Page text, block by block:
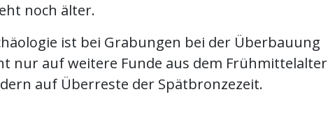
noch älter.
ist bei Grabungen bei der Überbauung
nur auf weitere Funde aus dem Frühmittelalter
auf Überreste der Spätbronzezeit.